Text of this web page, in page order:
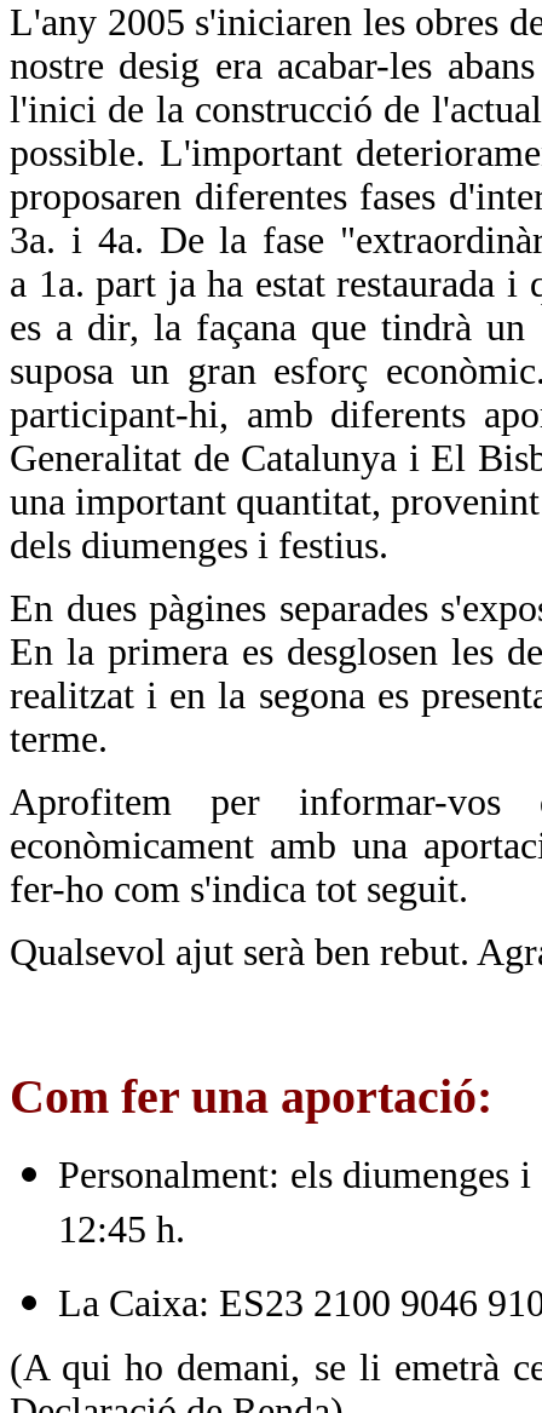
L'any 2005 s'iniciaren les obres
nostre desig era acabar-les
l'inici de la construcció de
possible. L'important
proposaren diferentes fases
3a. i 4a. De la fase
a 1a. part ja ha estat restaurada
es a dir, la façana que tindrà
suposa un gran esforç
participant-hi, amb diferents
Generalitat de Catalunya i El
una important quantitat,
dels diumenges i festius.
En dues pàgines separades
En la primera es desglosen les
realitzat i en la segona es
terme.
Aprofitem per informar-
econòmicament amb una
fer-ho com s'indica tot seguit.
Qualsevol ajut serà ben rebut.
Com fer una aportació:
Personalment: els diumenges
12:45 h.
La Caixa: ES23 2100 9046
(A qui ho demani, se li emetrà